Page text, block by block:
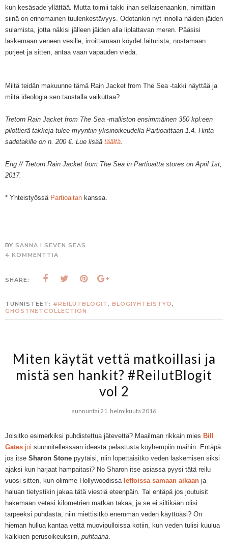
kun kesäsade yllättää. Mutta toimii takki ihan sellaisenaankin, nimittäin
siinä on erinomainen tuulenkestävyys. Odotankin nyt innolla näiden jäiden
sulamista, jotta näkisi jälleen jäiden alla liplattavan meren. Pääsisi
laskemaan veneen vesille, irroittamaan köydet laiturista, nostamaan
purjeet ja sitten, antaa vaan vapauden viedä.
Miltä teidän makuunne tämä Rain Jacket from The Sea -takki näyttääja
miltä ideologia sen taustalla vaikuttaa?
Tretorn Rain Jacket from The Sea -malliston ensimmäinen 350 kpl:een
pilottierä takkeja tulee myyntiin yksinoikeudella Partioaittaan 1.4. Hinta
sadetakille on n. 200 €. Lue lisää täältä.
Eng // Tretorn Rain Jacket from The Sea in Partioaitta stores on April 1st,
2017.
* Yhteistyössä Partioaitan kanssa.
BY SANNA I SEVEN SEAS
4 KOMMENTTIA
SHARE:
TUNNISTEET: #REILUTBLOGIT, BLOGIYHTEISTYÖ,
GHOSTNETCOLLECTION
Miten käytät vettä matkoillasi ja
mistä sen hankit? #ReilutBlogit
vol 2
sunnuntai 21. helmikuuta 2016
Joisitko esimerkiksi puhdistettua jätevettä? Maailman rikkain mies Bill
Gates joi suunnitellessaan ideasta pelastusta köyhempiin maihin. Entäpä
jos itse Sharon Stone pyytäisi, niin lopettaisitko veden laskemisen siksi
ajaksi kun harjaat hampaitasi? No Sharon itse asiassa pyysi tätä reilu
vuosi sitten, kun olimme Hollywoodissa leffoissa samaan aikaan ja
haluan tietystikin jakaa tätä viestiä eteenpäin. Tai entäpä jos joutuisit
hakemaan vetesi kilometrien matkan takaa, ja se ei siltikään olisi
tarpeeksi puhdasta, niin miettisitkö enemmän veden käyttöäsi? On
hieman hullua kantaa vettä muovipulloissa kotiin, kun veden tulisi kuulua
kaikkien perusoikeuksiin, puhtaana.